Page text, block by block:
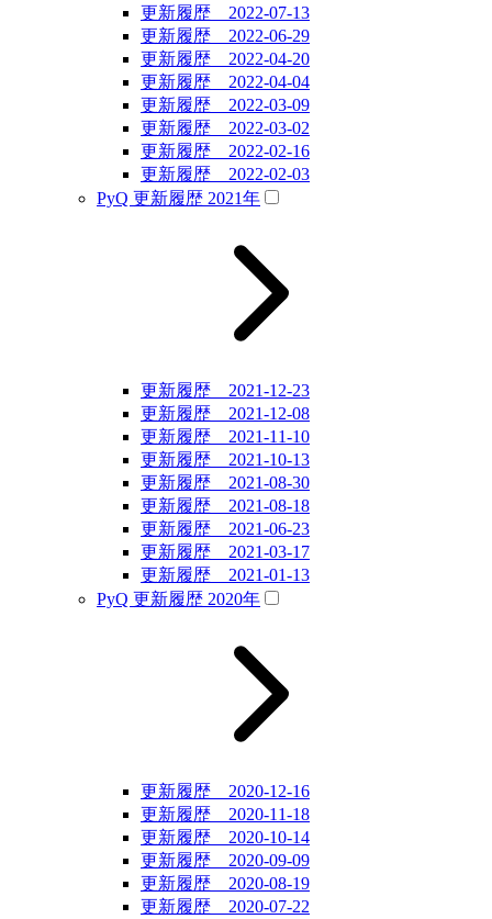
更新履歴 2022-07-13
更新履歴 2022-06-29
更新履歴 2022-04-20
更新履歴 2022-04-04
更新履歴 2022-03-09
更新履歴 2022-03-02
更新履歴 2022-02-16
更新履歴 2022-02-03
PyQ 更新履歴 2021年
更新履歴 2021-12-23
更新履歴 2021-12-08
更新履歴 2021-11-10
更新履歴 2021-10-13
更新履歴 2021-08-30
更新履歴 2021-08-18
更新履歴 2021-06-23
更新履歴 2021-03-17
更新履歴 2021-01-13
PyQ 更新履歴 2020年
更新履歴 2020-12-16
更新履歴 2020-11-18
更新履歴 2020-10-14
更新履歴 2020-09-09
更新履歴 2020-08-19
更新履歴 2020-07-22